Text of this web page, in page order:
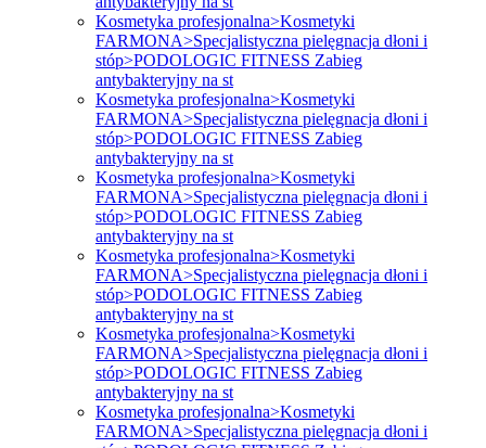
Kosmetyka profesjonalna>Kosmetyki
FARMONA>Specjalistyczna pielęgnacja dłoni i
stóp>PODOLOGIC FITNESS Zabieg
antybakteryjny na st
Kosmetyka profesjonalna>Kosmetyki
FARMONA>Specjalistyczna pielęgnacja dłoni i
stóp>PODOLOGIC FITNESS Zabieg
antybakteryjny na st
Kosmetyka profesjonalna>Kosmetyki
FARMONA>Specjalistyczna pielęgnacja dłoni i
stóp>PODOLOGIC FITNESS Zabieg
antybakteryjny na st
Kosmetyka profesjonalna>Kosmetyki
FARMONA>Specjalistyczna pielęgnacja dłoni i
stóp>PODOLOGIC FITNESS Zabieg
antybakteryjny na st
Kosmetyka profesjonalna>Kosmetyki
FARMONA>Specjalistyczna pielęgnacja dłoni i
stóp>PODOLOGIC FITNESS Zabieg
antybakteryjny na st
Kosmetyka profesjonalna>Kosmetyki
FARMONA>Specjalistyczna pielęgnacja dłoni i